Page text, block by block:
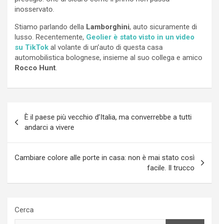
inosservato.
Stiamo parlando della Lamborghini, auto sicuramente di
lusso. Recentemente, Geolier è stato visto in un video
su TikTok al volante di un’auto di questa casa
automobilistica bolognese, insieme al suo collega e amico
Rocco Hunt.
Navigazione
articoli
È il paese più vecchio d’Italia, ma converrebbe a tutti
andarci a vivere
Cambiare colore alle porte in casa: non è mai stato così
facile. Il trucco
Cerca